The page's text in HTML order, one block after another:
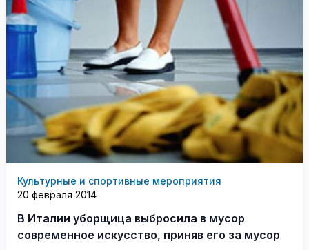
Культурные и спортивные мероприятия
20 февраля 2014
В Италии уборщица выбросила в мусор
современное искусство, приняв его за мусор